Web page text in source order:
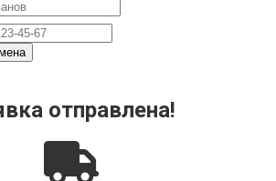
отправлена!